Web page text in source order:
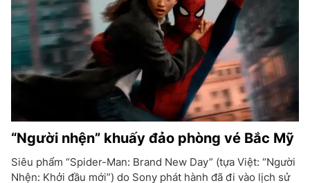
“Người nhện” khuấy đảo phòng vé Bắc Mỹ
Siêu phẩm “Spider-Man: Brand New Day” (tựa Việt: “Người
Nhện: Khởi đầu mới”) do Sony phát hành đã đi vào lịch sử